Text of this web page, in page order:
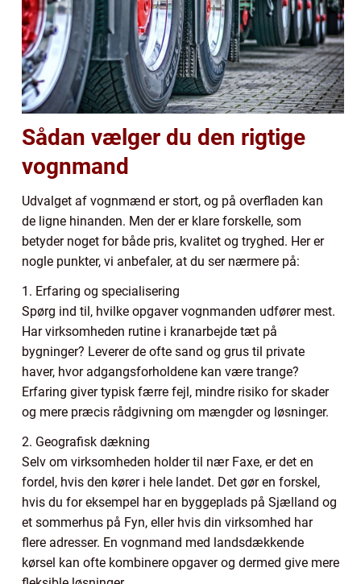
Sådan vælger du den rigtige
vognmand
Udvalget af vognmænd er stort, og på overfladen kan
de ligne hinanden. Men der er klare forskelle, som
betyder noget for både pris, kvalitet og tryghed. Her er
nogle punkter, vi anbefaler, at du ser nærmere på:
1. Erfaring og specialisering
Spørg ind til, hvilke opgaver vognmanden udfører mest.
Har virksomheden rutine i kranarbejde tæt på
bygninger? Leverer de ofte sand og grus til private
haver, hvor adgangsforholdene kan være trange?
Erfaring giver typisk færre fejl, mindre risiko for skader
og mere præcis rådgivning om mængder og løsninger.
2. Geografisk dækning
Selv om virksomheden holder til nær Faxe, er det en
fordel, hvis den kører i hele landet. Det gør en forskel,
hvis du for eksempel har en byggeplads på Sjælland og
et sommerhus på Fyn, eller hvis din virksomhed har
flere adresser. En vognmand med landsdækkende
kørsel kan ofte kombinere opgaver og dermed give mere